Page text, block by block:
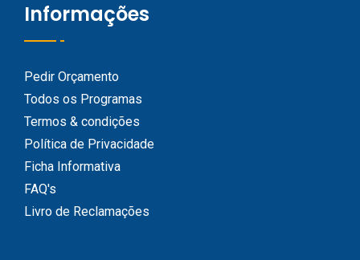
Informações
Pedir Orçamento
Todos os Programas
Termos & condições
Política de Privacidade
Ficha Informativa
FAQ's
Livro de Reclamações